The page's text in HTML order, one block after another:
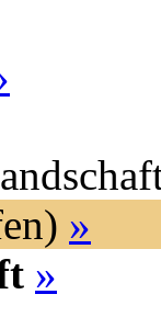
»
»